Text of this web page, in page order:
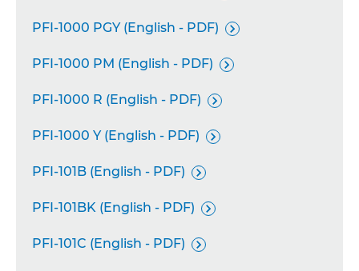
PFI-1000 PGY (English - PDF) 
PFI-1000 PM (English - PDF) 
PFI-1000 R (English - PDF) 
PFI-1000 Y (English - PDF) 
PFI-101B (English - PDF) 
PFI-101BK (English - PDF) 
PFI-101C (English - PDF) 